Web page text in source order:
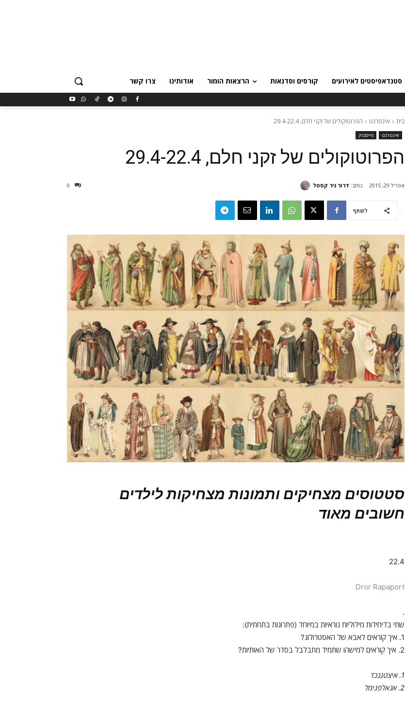
סטנדאפיסטים לאירועים קורסים וסדנאות הרצאות הומור אודותינו צרו קשר
בית אינטרנט הפרוטוקולים של זקני חלם, 29.4-22.4
אינטרנט פייסבוק
הפרוטוקולים של זקני חלם, 29.4-22.4
0 אפריל 29, 2015 כותב: דרור ניר קסטל
לשתף
סטטוסים מצחיקים ותמונות מצחיקות לילדים
חשובים מאוד
22.4
Dror Rapaport
.
שתי בדיחידות מילוליות נוראיות במיוחד (פתרונות בתחתית):
1. איך קוראים לאבא של האסטרולוג?
2. איך קוראים למישהו שתמיד מתבלבל בסדר של האותיות?
1. איצטגנכד
2. אנאלפגימל